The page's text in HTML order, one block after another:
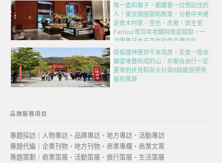
每一盒和菓子，都藏著一位想記住的
人！東京銀座甜點散策，沿著中央通
走進木村家、空也、虎屋、資生堂
Parlour等百年老舖與限定甜點，一
次匯集日本五百年的伴手禮文化
從狐狸神使到千本鳥居，走進一座由
願望堆疊而成的山｜京都自由行一定
要來的伏見稻荷大社與8個最值得停
留的風景
品牌服務項目
專題採訪｜人物專訪、品牌專訪、地方專訪、活動專訪
專題代編｜企業刊物、地方刊物、商業專欄、商業文案
專題策劃｜商業策展、活動策展、旅行策展、生活策展